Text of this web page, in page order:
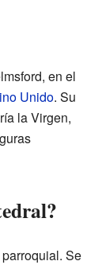
en el
Unido. Su
la Virgen,
Se